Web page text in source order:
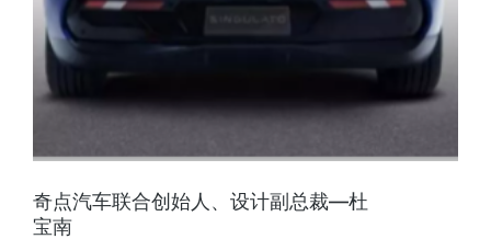
奇点汽车联合创始人、设计副总裁—杜
宝南